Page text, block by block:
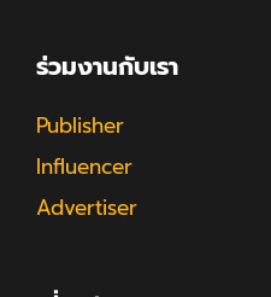
ร่วมงานกับเรา
Publisher
Influencer
Advertiser